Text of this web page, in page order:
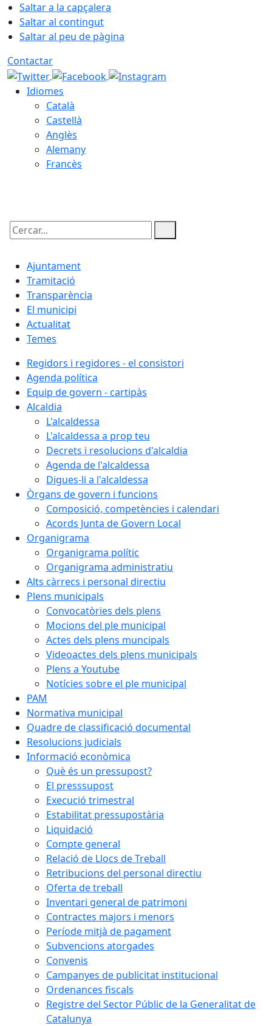
Saltar a la capçalera
Saltar al contingut
Saltar al peu de pàgina
Contactar
Idiomes
Català
Castellà
Anglès
Alemany
Francès
Cercar:
Ajuntament
Tramitació
Transparència
El municipi
Actualitat
Temes
Regidors i regidores - el consistori
Agenda política
Equip de govern - cartipàs
Alcaldia
L'alcaldessa
L'alcaldessa a prop teu
Decrets i resolucions d'alcaldia
Agenda de l'alcaldessa
Digues-li a l'alcaldessa
Òrgans de govern i funcions
Composició, competències i calendari
Acords Junta de Govern Local
Organigrama
Organigrama polític
Organigrama administratiu
Alts càrrecs i personal directiu
Plens municipals
Convocatòries dels plens
Mocions del ple municipal
Actes dels plens muncipals
Videoactes dels plens municipals
Plens a Youtube
Notícies sobre el ple municipal
PAM
Normativa municipal
Quadre de classificació documental
Resolucions judicials
Informació econòmica
Què és un pressupost?
El presssupost
Execució trimestral
Estabilitat pressupostària
Liquidació
Compte general
Relació de Llocs de Treball
Retribucions del personal directiu
Oferta de treball
Inventari general de patrimoni
Contractes majors i menors
Període mitjà de pagament
Subvencions atorgades
Convenis
Campanyes de publicitat institucional
Ordenances fiscals
Registre del Sector Públic de la Generalitat de
Catalunya